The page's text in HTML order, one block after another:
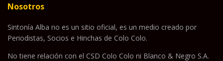
Nosotros
Sintonía Alba no es un sitio oficial, es un medio creado por
Periodistas, Socios e Hinchas de Colo Colo.
No tiene relación con el CSD Colo Colo ni Blanco & Negro S.A.